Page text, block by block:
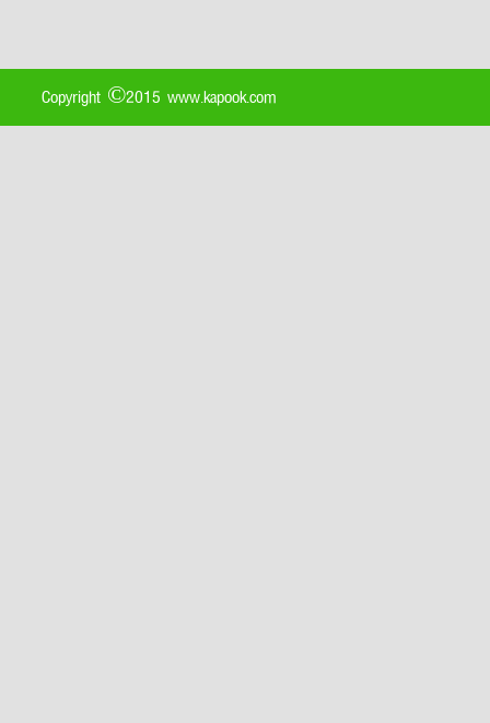
Copyright ©2015 www.kapook.com